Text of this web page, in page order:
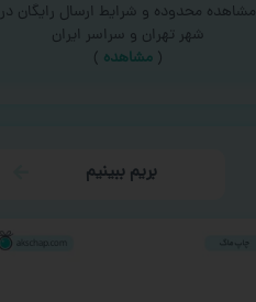
مشاهده محدوده و شرایط ارسال رایگان در
شهر تهران و سراسر ایران
(مشاهده )
بریم ببینیم